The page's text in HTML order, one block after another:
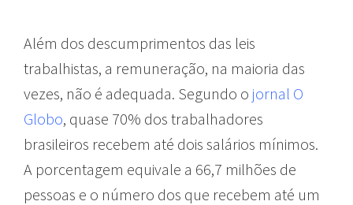
Além dos descumprimentos das leis
trabalhistas, a remuneração, na maioria das
vezes, não é adequada. Segundo o jornal O
Globo, quase 70% dos trabalhadores
brasileiros recebem até dois salários mínimos.
A porcentagem equivale a 66,7 milhões de
pessoas e o número dos que recebem até um